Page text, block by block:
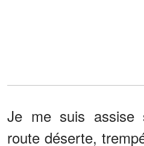
Je me suis assise
route déserte,